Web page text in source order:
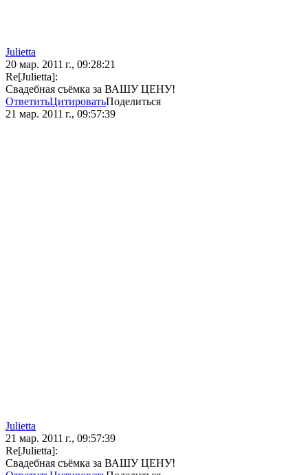
Julietta
20 мар. 2011 г., 09:28:21
Re[Julietta]:
Свадебная съёмка за ВАШУ ЦЕНУ!
ОтветитьЦитироватьПоделиться
21 мар. 2011 г., 09:57:39
Julietta
21 мар. 2011 г., 09:57:39
Re[Julietta]:
Свадебная съёмка за ВАШУ ЦЕНУ!